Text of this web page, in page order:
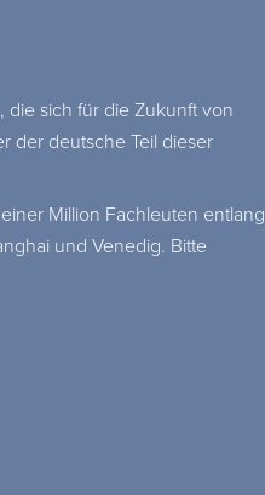
die sich für die Zukunft von
der deutsche Teil dieser
Million Fachleuten entlang
und Venedig. Bitte